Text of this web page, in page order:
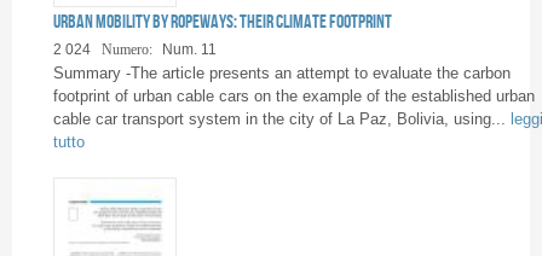
Urban mobility by ropeways: their climate footprint
2 024 Numero: Num. 11
Summary -The article presents an attempt to evaluate the carbon
footprint of urban cable cars on the example of the established urban
cable car transport system in the city of La Paz, Bolivia, using... leggi
tutto